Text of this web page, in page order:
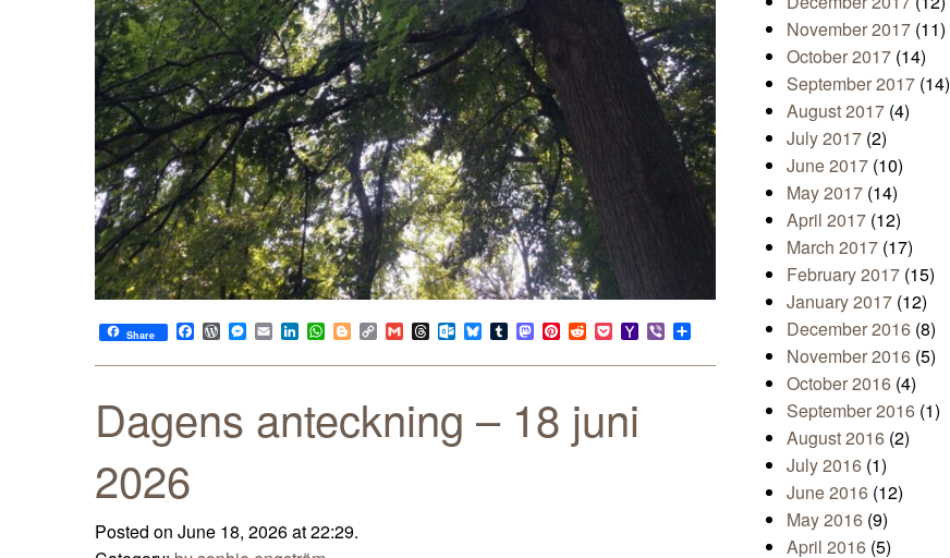
Share Facebook
WordPress
Messenger
EmailLinkedIn
WhatsApp
BloggerCopy
Link
GmailThreadsOutlook.com
Bluesky
TumblrMastodon
Pinterest
RedditPocketYahoo
Mail
Viber
Dagens anteckning – 18 juni
2026
Posted on June 18, 2026 at 22:29.
November 2017 (11)
October 2017 (14)
September 2017 (14)
August 2017 (4)
July 2017 (2)
June 2017 (10)
May 2017 (14)
April 2017 (12)
March 2017 (17)
February 2017 (15)
January 2017 (12)
December 2016 (8)
November 2016 (5)
October 2016 (4)
September 2016 (1)
August 2016 (2)
July 2016 (1)
June 2016 (12)
May 2016 (9)
April 2016 (5)